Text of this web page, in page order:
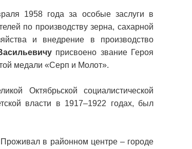
1958 года за особые заслуги в
по производству зерна, сахарной
и внедрение в производство
присвоено звание Героя
медали «Серп и Молот».
Октябрьской социалистической
власти в 1917–1922 годах, был
в районном центре – городе